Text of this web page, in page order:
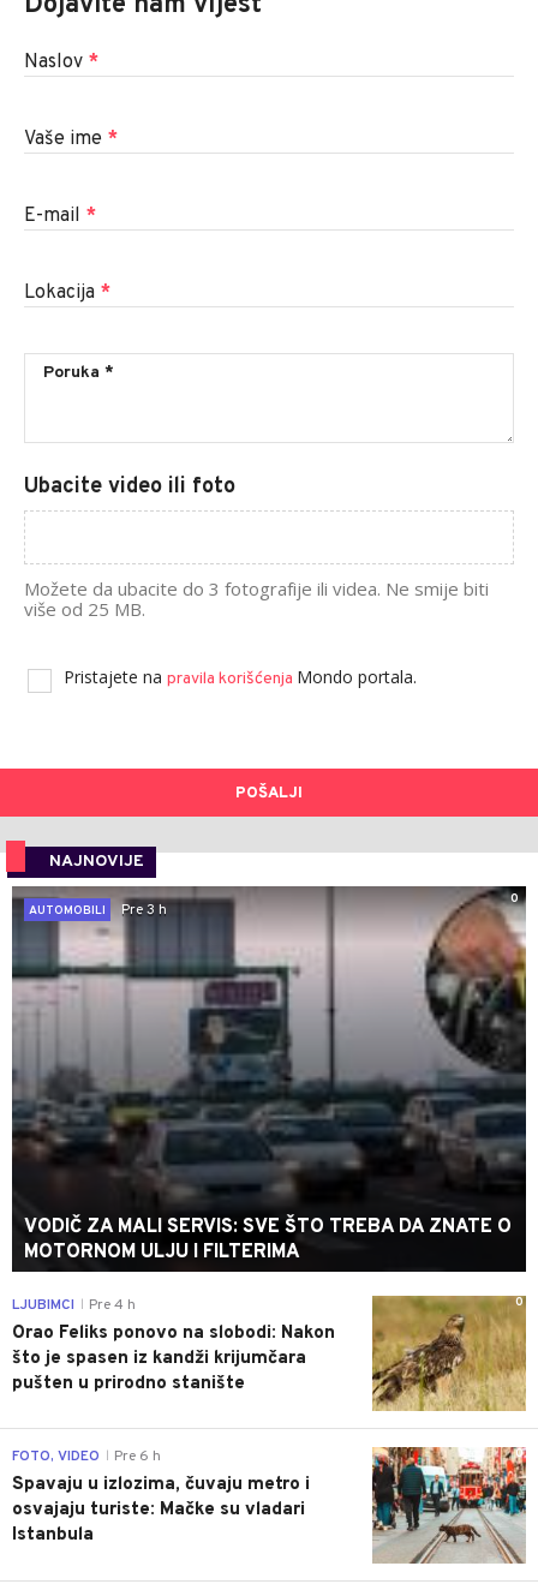
Naslov *
Vaše ime *
E-mail *
Lokacija *
Ubacite video ili foto
Možete da ubacite do 3 fotografije ili videa. Ne smije biti
više od 25 MB.
Pristajete na pravila korišćenja Mondo portala.
POŠALJI
NAJNOVIJE
0
AUTOMOBILI
Pre 3 h
VODIČ ZA MALI SERVIS: SVE ŠTO TREBA DA ZNATE O
MOTORNOM ULJU I FILTERIMA
0
LJUBIMCI Pre 4 h
Orao Feliks ponovo na slobodi: Nakon
što je spasen iz kandži krijumčara
pušten u prirodno stanište
0
FOTO, VIDEO Pre 6 h
Spavaju u izlozima, čuvaju metro i
osvajaju turiste: Mačke su vladari
Istanbula